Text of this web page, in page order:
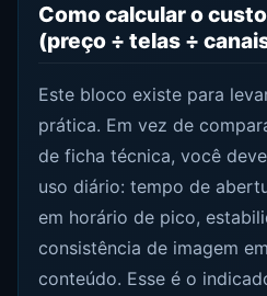
Como calcular o
(preço ÷ telas ÷
Este bloco existe para
prática. Em vez de
de ficha técnica, você
uso diário: tempo de
em horário de pico,
consistência de imagem
conteúdo. Esse é o